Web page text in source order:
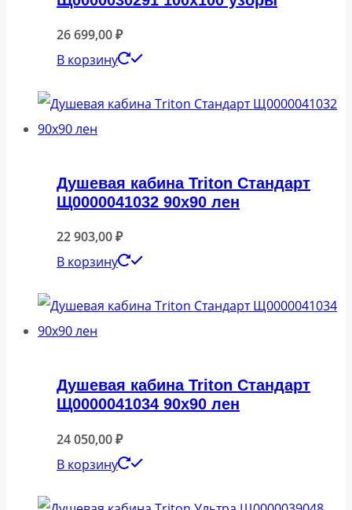
26 699,00₽
В корзину
Душевая кабина Triton Стандарт
Щ0000041032 90х90 лен
22 903,00₽
В корзину
Душевая кабина Triton Стандарт
Щ0000041034 90х90 лен
24 050,00₽
В корзину